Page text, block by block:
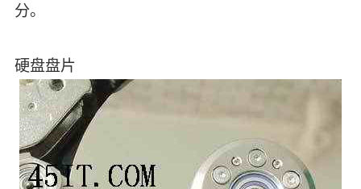
分。
硬盘盘片